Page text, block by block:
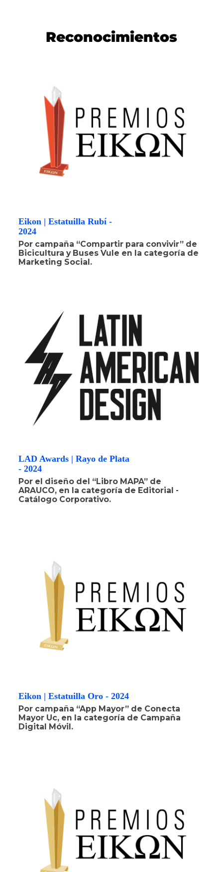
Reconocimientos
Eikon | Estatuilla Rubí -
2024
Por campaña “Compartir para convivir” de
Bicicultura y Buses Vule en la categoría de
Marketing Social.
LAD Awards | Rayo de Plata
- 2024
Por el diseño del “Libro MAPA” de
ARAUCO, en la categoría de Editorial -
Catálogo Corporativo.
Eikon | Estatuilla Oro - 2024
Por campaña “App Mayor” de Conecta
Mayor Uc, en la categoría de Campaña
Digital Móvil.